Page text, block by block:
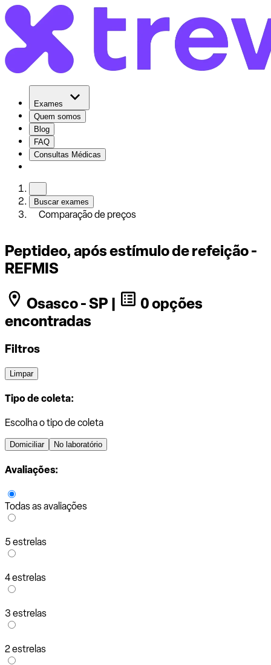
Exames
Quem somos
Blog
FAQ
Consultas Médicas
Buscar exames
Comparação de preços
Peptideo, após estímulo de refeição -
REFMIS
Osasco - SP |
0 opções
encontradas
Filtros
Limpar
Tipo de coleta:
Escolha o tipo de coleta
Domiciliar No laboratório
Avaliações:
Todas as avaliações
5 estrelas
4 estrelas
3 estrelas
2 estrelas